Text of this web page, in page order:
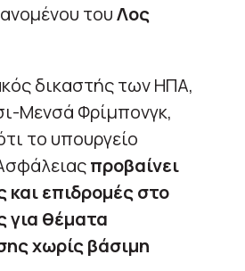
τουΛος
δικαστής των ΗΠΑ,
Μενσά Φρίμπονγκ,
το υπουργείο
προβαίνει
και επιδρομές στο
για θέματα
χωρίς βάσιμη